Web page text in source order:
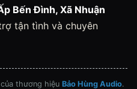
Bến Đình, Xã Nhuận
tận tình và chuyên
thương hiệu Bảo Hùng Audio.